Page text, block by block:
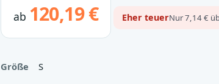
ab 120,19 € Eher teuerNur 7,14 €
Größe S